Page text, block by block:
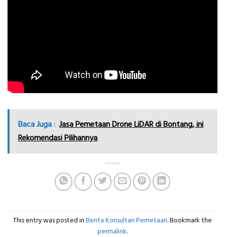
Baca Juga : Jasa Pemetaan Drone LiDAR di Bontang, ini
Rekomendasi Pilihannya
This entry was posted in Berita Konsultan Pemetaan. Bookmark the
permalink.